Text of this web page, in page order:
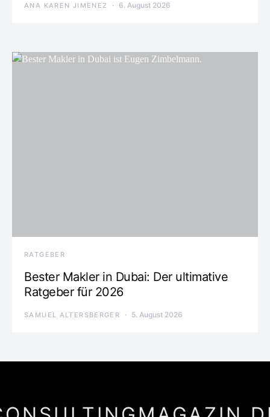
ANA KAREN JIMENEZ 6. August 2026
RATGEBER
Bester Makler in Dubai: Der ultimative
Ratgeber für 2026
SAMUEL ALTERSBERGER 5. August 2026